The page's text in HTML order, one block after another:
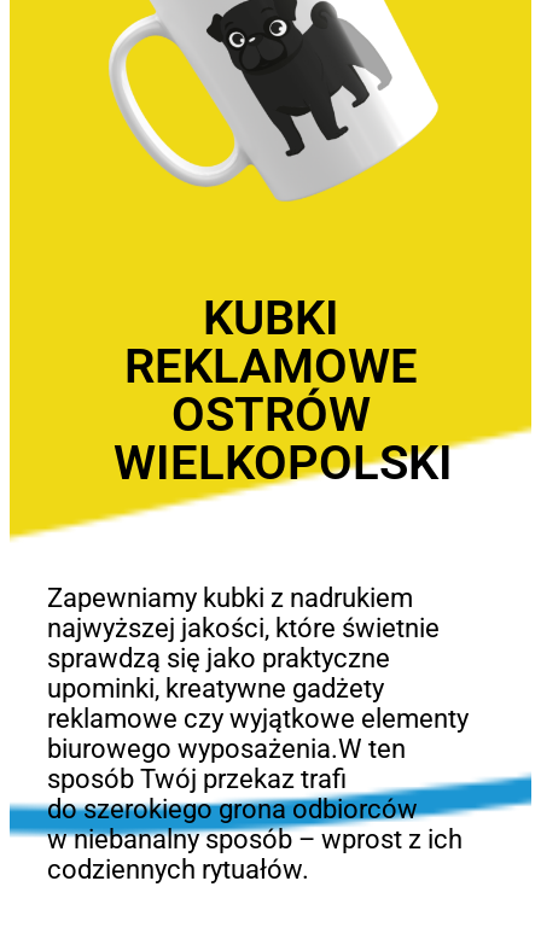
KUBKI
REKLAMOWE
OSTRÓW
WIELKOPOLSKI
Zapewniamy kubki z nadrukiem
najwyższej jakości, które świetnie
sprawdzą się jako praktyczne
upominki, kreatywne gadżety
reklamowe czy wyjątkowe elementy
biurowego wyposażenia.W ten
sposób Twój przekaz trafi
do szerokiego grona odbiorców
w niebanalny sposób – wprost z ich
codziennych rytuałów.